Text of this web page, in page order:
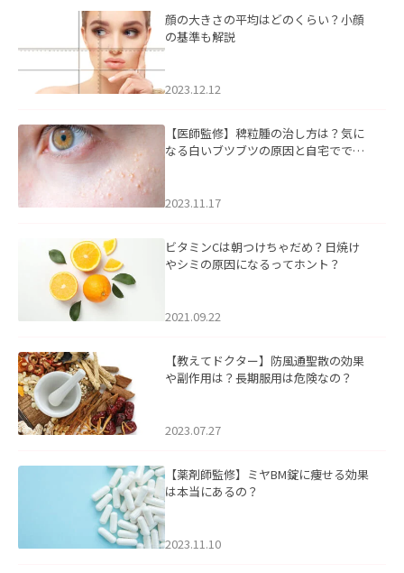
顔の大きさの平均はどのくらい？小顔
の基準も解説
2023.12.12
【医師監修】稗粒腫の治し方は？気に
なる白いブツブツの原因と自宅ででき
2023.11.17
ビタミンCは朝つけちゃだめ？日焼け
やシミの原因になるってホント？
2021.09.22
【教えてドクター】防風通聖散の効果
や副作用は？長期服用は危険なの？
2023.07.27
【薬剤師監修】ミヤBM錠に痩せる効果
は本当にあるの？
2023.11.10